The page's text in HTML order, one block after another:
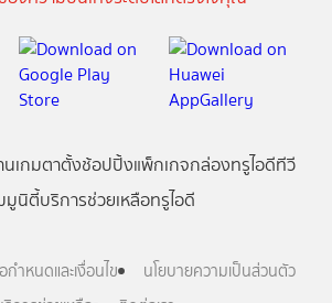
นเกมตาตั้งช้อปปิ้งแพ็กเกจกล่องทรูไอดีทีวี
มูนิตี้บริการช่วยเหลือทรูไอดี
กำหนดและเงื่อนไข
นโยบายความเป็นส่วนตัว